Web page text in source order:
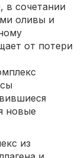
в сочетании
оливы и
от потери
новые
из